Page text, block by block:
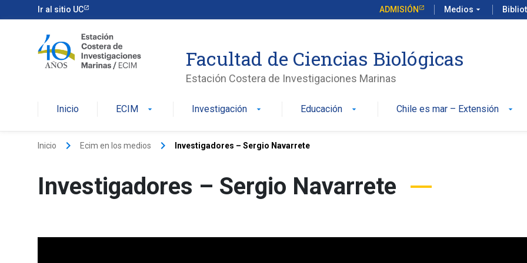
Ir al sitio UC ADMISIÓN Medios arrow_drop_down
Facultad de Ciencias Biológicas
Estación Costera de Investigaciones Marinas
Inicio ECIM arrow_drop_down Investigación arrow_drop_down Educación arrow_drop_down Chile es mar – Extensión arrow_drop_down
Inicio keyboard_arrow_right Ecim en los medios keyboard_arrow_right Investigadores – Sergio Navarrete
Investigadores – Sergio Navarrete